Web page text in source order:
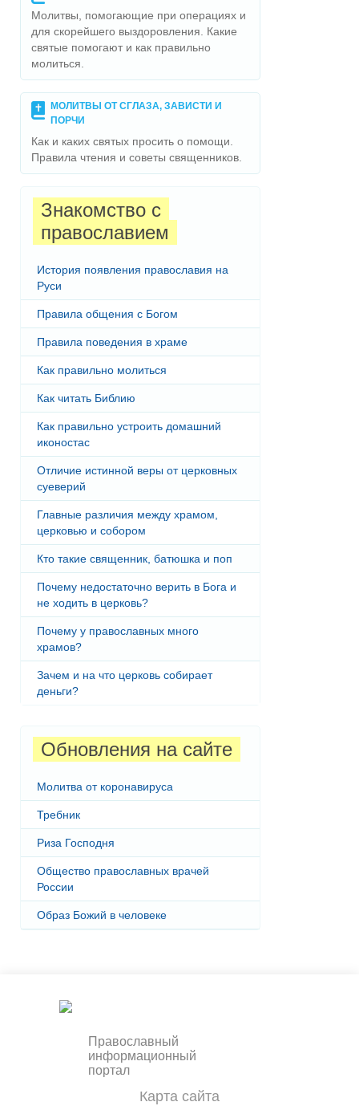
Молитвы, помогающие при операциях и
для скорейшего выздоровления. Какие
святые помогают и как правильно
молиться.
МОЛИТВЫ ОТ СГЛАЗА, ЗАВИСТИ И
ПОРЧИ
Как и каких святых просить о помощи.
Правила чтения и советы священников.
Знакомство с
православием
История появления православия на
Руси
Правила общения с Богом
Правила поведения в храме
Как правильно молиться
Как читать Библию
Как правильно устроить домашний
иконостас
Отличие истинной веры от церковных
суеверий
Главные различия между храмом,
церковью и собором
Кто такие священник, батюшка и поп
Почему недостаточно верить в Бога и
не ходить в церковь?
Почему у православных много
храмов?
Зачем и на что церковь собирает
деньги?
Обновления на сайте
Молитва от коронавируса
Требник
Риза Господня
Общество православных врачей
России
Образ Божий в человеке
Православный
информационный
портал
Карта сайта